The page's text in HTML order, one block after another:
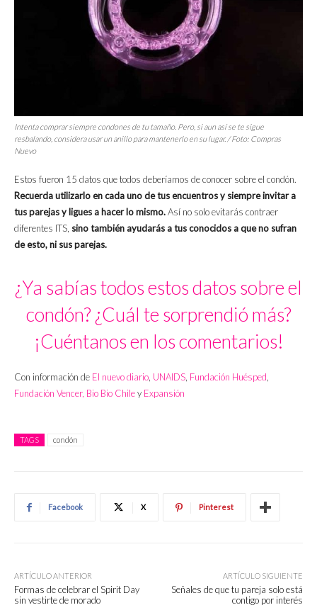
Intenta comprar siempre condones de tu tamaño. Pero, si aun así se te sigue
resbalando, considera usar un anillo para mantenerlo en su lugar. / Foto: Compras
Nuevo
Estos fueron 15 datos que todos deberíamos de conocer sobre el condón.
Recuerda utilizarlo en cada uno de tus encuentros y siempre invitar a
tus parejas y ligues a hacer lo mismo.Así no solo evitarás contraer
diferentes ITS, sino también ayudarás a tus conocidos a que no sufran
de esto, ni sus parejas.
¿Ya sabías todos estos datos sobre el
condón? ¿Cuál te sorprendió más?
¡Cuéntanos en los comentarios!
Con información de El nuevo diario, UNAIDS, Fundación Huésped,
Fundación Vencer, Bio Bio Chiley Expansión
TAGS condón
Facebook X Pinterest
ARTÍCULO ANTERIOR
Formas de celebrar el Spirit Day
sin vestirte de morado
ARTÍCULO SIGUIENTE
Señales de que tu pareja solo está
contigo por interés